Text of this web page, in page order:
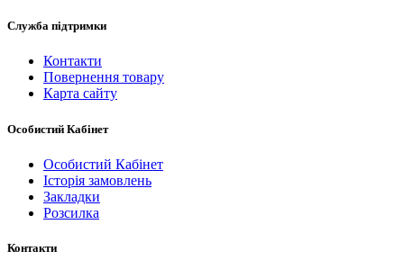
Служба підтримки
Контакти
Повернення товару
Карта сайту
Особистий Кабінет
Особистий Кабінет
Історія замовлень
Закладки
Розсилка
Контакти